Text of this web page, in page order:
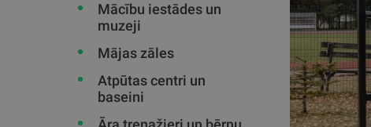
Mācību iestādes un
muzeji
Mājas zāles
Atpūtas centri un
baseini